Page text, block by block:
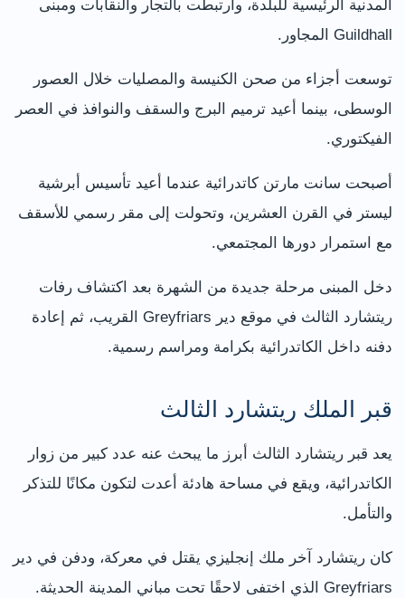
المدنية الرئيسية للبلدة، وارتبطت بالتجار والنقابات ومبنى
Guildhall المجاور.
توسعت أجزاء من صحن الكنيسة والمصليات خلال العصور
الوسطى، بينما أعيد ترميم البرج والسقف والنوافذ في العصر
الفيكتوري.
أصبحت سانت مارتن كاتدرائية عندما أعيد تأسيس أبرشية
ليستر في القرن العشرين، وتحولت إلى مقر رسمي للأسقف
مع استمرار دورها المجتمعي.
دخل المبنى مرحلة جديدة من الشهرة بعد اكتشاف رفات
ريتشارد الثالث في موقع دير Greyfriars القريب، ثم إعادة
دفنه داخل الكاتدرائية بكرامة ومراسم رسمية.
قبر الملك ريتشارد الثالث
يعد قبر ريتشارد الثالث أبرز ما يبحث عنه عدد كبير من زوار
الكاتدرائية، ويقع في مساحة هادئة أعدت لتكون مكانًا للتذكر
والتأمل.
كان ريتشارد آخر ملك إنجليزي يقتل في معركة، ودفن في دير
Greyfriars الذي اختفى لاحقًا تحت مباني المدينة الحديثة.